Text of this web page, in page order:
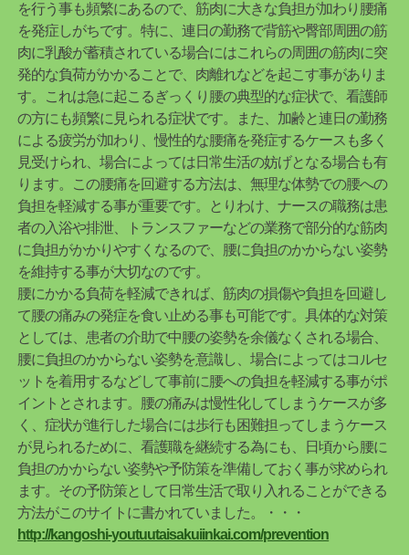
を行う事も頻繁にあるので、筋肉に大きな負担が加わり腰痛
を発症しがちです。特に、連日の勤務で背筋や臀部周囲の筋
肉に乳酸が蓄積されている場合にはこれらの周囲の筋肉に突
発的な負荷がかかることで、肉離れなどを起こす事がありま
す。これは急に起こるぎっくり腰の典型的な症状で、看護師
の方にも頻繁に見られる症状です。また、加齢と連日の勤務
による疲労が加わり、慢性的な腰痛を発症するケースも多く
見受けられ、場合によっては日常生活の妨げとなる場合も有
ります。この腰痛を回避する方法は、無理な体勢での腰への
負担を軽減する事が重要です。とりわけ、ナースの職務は患
者の入浴や排泄、トランスファーなどの業務で部分的な筋肉
に負担がかかりやすくなるので、腰に負担のかからない姿勢
を維持する事が大切なのです。
腰にかかる負荷を軽減できれば、筋肉の損傷や負担を回避し
て腰の痛みの発症を食い止める事も可能です。具体的な対策
としては、患者の介助で中腰の姿勢を余儀なくされる場合、
腰に負担のかからない姿勢を意識し、場合によってはコルセ
ットを着用するなどして事前に腰への負担を軽減する事がポ
イントとされます。腰の痛みは慢性化してしまうケースが多
く、症状が進行した場合には歩行も困難担ってしまうケース
が見られるために、看護職を継続する為にも、日頃から腰に
負担のかからない姿勢や予防策を準備しておく事が求められ
ます。その予防策として日常生活で取り入れることができる
方法がこのサイトに書かれていました。・・・
http://kangoshi-youtuutaisakuiinkai.com/prevention